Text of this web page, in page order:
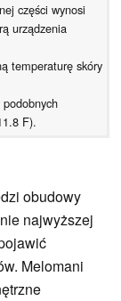
części wynosi
urządzenia
temperaturę skóry
F).
obudowy
najwyższej
Melomani